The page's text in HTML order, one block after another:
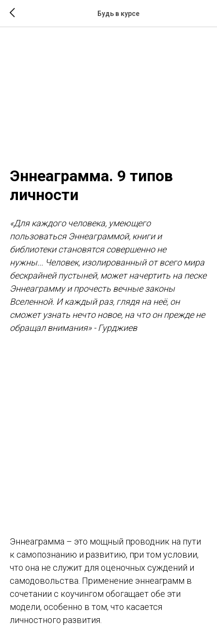
Будь в курсе
Эннеаграмма. 9 типов
личности
«Для каждого человека, умеющего
пользоваться Эннеаграммой, книги и
библиотеки становятся совершенно не
нужны... Человек, изолированный от всего мира
бескрайней пустыней, может начертить на песке
Эннеаграмму и прочесть вечные законы
Вселенной. И каждый раз, глядя на неё, он
сможет узнать нечто новое, на что он прежде не
обращал внимания» - Гурджиев
Эннеаграмма – это мощный проводник на пути
к самопознанию и развитию, при том условии,
что она не служит для оценочных суждений и
самодовольства. Применение эннеаграмм в
сочетании с коучингом обогащает обе эти
модели, особенно в том, что касается
личностного развития.